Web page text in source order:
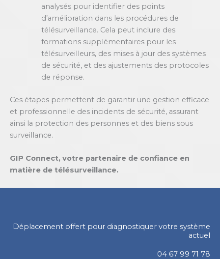
analysés pour identifier des points
d’amélioration dans les procédures de
télésurveillance. Cela peut inclure des
formations supplémentaires pour les
télésurveilleurs, des mises à jour des systèmes
de sécurité, et des ajustements des protocoles
de réponse.
Ces étapes permettent de garantir une gestion efficace
et professionnelle des incidents de sécurité, assurant
ainsi la protection des personnes et des biens sous
surveillance.
GIP Connect, votre partenaire de confiance en
matière de télésurveillance.
Déplacement offert pour diagnostiquer votre système
actuel
04 67 99 71 78